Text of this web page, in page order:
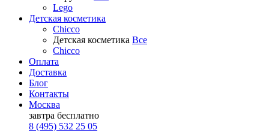
Lego
Детская косметика
Chicco
Детская косметика Все
Chicco
Оплата
Доставка
Блог
Контакты
Москва
завтра бесплатно
8 (495) 532 25 05